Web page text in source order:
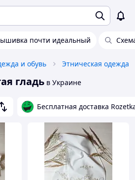
почти идеальный
и обувь Этническая одежда
гладь в Украине
Бесплатная доставка